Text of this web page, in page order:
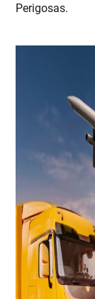
Perigosas.